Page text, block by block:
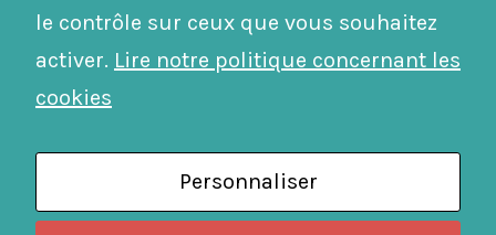
05 56 62 51 59
Nous contacter
Horaires
Lundi, Mardi, Mercredi, Jeudi :
Lien utiles
Plan de la ville
Numéros d’urgence
le contrôle sur ceux que vous souhaitez
activer. Lire notre politique concernant les
cookies
Personnaliser